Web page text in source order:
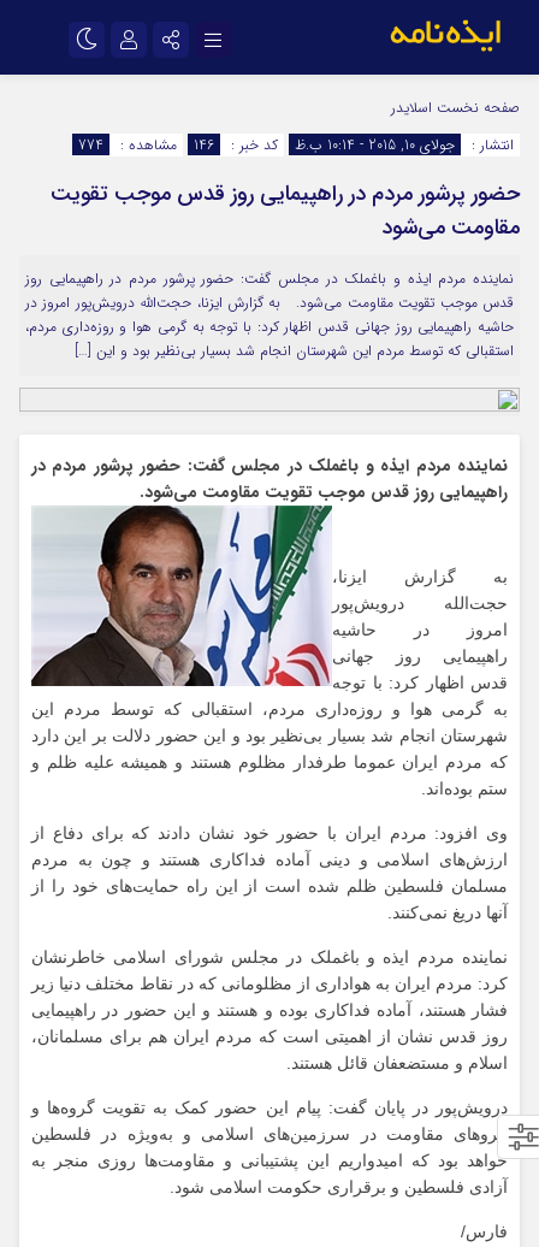
اینستاگرام
سروش
ایتا
آپارات
اپلیکیشن رمز عبور
مرا به خاطر بسپار
صفحه نخست اسلایدر
انتشار :
جولای 10, 2015 - 10:14 ب.ظ کد خبر : 146 مشاهده : 774
حضور پرشور مردم در راهپیمایی روز قدس موجب تقویت
مقاومت می‌شود
نماینده مردم ایذه و باغملک در مجلس گفت: حضور پرشور مردم در راهپیمایی روز
قدس موجب تقویت مقاومت می‌شود. به گزارش ایزنا، حجت‌الله درویش‌پور امروز در
حاشیه راهپیمایی روز جهانی قدس اظهار کرد: با توجه به گرمی هوا و روزه‌داری مردم،
استقبالی که توسط مردم این شهرستان انجام شد بسیار بی‌نظیر بود و این […]
نماینده مردم ایذه و باغملک در مجلس گفت: حضور پرشور مردم در
راهپیمایی روز قدس موجب تقویت مقاومت می‌شود.
به گزارش ایزنا،
حجت‌الله درویش‌پور
امروز در حاشیه
راهپیمایی روز جهانی
قدس اظهار کرد: با توجه
به گرمی هوا و روزه‌داری مردم، استقبالی که توسط مردم این
شهرستان انجام شد بسیار بی‌نظیر بود و این حضور دلالت بر این دارد
که مردم ایران عموما طرفدار مظلوم هستند و همیشه علیه ظلم و
ستم بوده‌اند.
وی افزود: مردم ایران با حضور خود نشان دادند که برای دفاع از
ارزش‌های اسلامی و دینی آماده فداکاری هستند و چون به مردم
مسلمان فلسطین ظلم شده است از این راه حمایت‌های خود را از
آنها دریغ نمی‌کنند.
نماینده مردم ایذه و باغملک در مجلس شورای اسلامی خاطرنشان
کرد: مردم ایران به هواداری از مظلومانی که در نقاط مختلف دنیا زیر
فشار هستند، آماده فداکاری بوده و هستند و این حضور در راهپیمایی
روز قدس نشان از اهمیتی است که مردم ایران هم برای مسلمانان،
اسلام و مستضعفان قائل هستند.
درویش‌پور در پایان گفت: پیام این حضور کمک به تقویت گروه‌ها و
نیروهای مقاومت در سرزمین‌های اسلامی و به‌ویژه در فلسطین
خواهد بود که امیدواریم این پشتیبانی و مقاومت‌ها روزی منجر به
آزادی فلسطین و برقراری حکومت اسلامی شود.
فارس/